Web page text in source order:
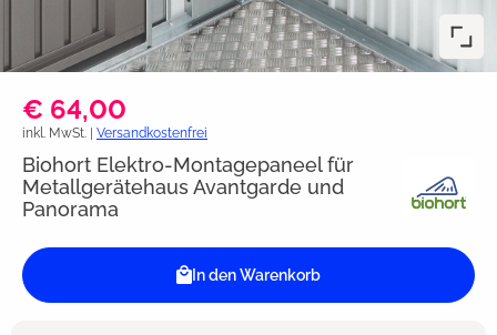
€ 64,00
inkl. MwSt. | Versandkostenfrei
Biohort Elektro-Montagepaneel für
Metallgerätehaus Avantgarde und
Panorama
In den Warenkorb